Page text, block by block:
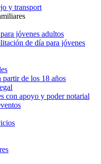
y transport
jóvenes adultos
de día para jóvenes
partir de los 18 años
con apoyo y poder notarial